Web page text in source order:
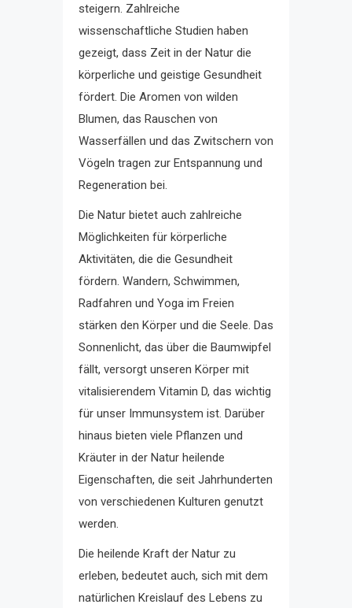
steigern. Zahlreiche
wissenschaftliche Studien haben
gezeigt, dass Zeit in der Natur die
körperliche und geistige Gesundheit
fördert. Die Aromen von wilden
Blumen, das Rauschen von
Wasserfällen und das Zwitschern von
Vögeln tragen zur Entspannung und
Regeneration bei.
Die Natur bietet auch zahlreiche
Möglichkeiten für körperliche
Aktivitäten, die die Gesundheit
fördern. Wandern, Schwimmen,
Radfahren und Yoga im Freien
stärken den Körper und die Seele. Das
Sonnenlicht, das über die Baumwipfel
fällt, versorgt unseren Körper mit
vitalisierendem Vitamin D, das wichtig
für unser Immunsystem ist. Darüber
hinaus bieten viele Pflanzen und
Kräuter in der Natur heilende
Eigenschaften, die seit Jahrhunderten
von verschiedenen Kulturen genutzt
werden.
Die heilende Kraft der Natur zu
erleben, bedeutet auch, sich mit dem
natürlichen Kreislauf des Lebens zu